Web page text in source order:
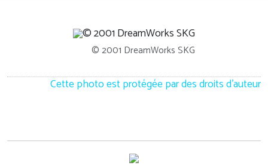
© 2001 DreamWorks SKG
Cette photo est protégée par des droits d'auteur